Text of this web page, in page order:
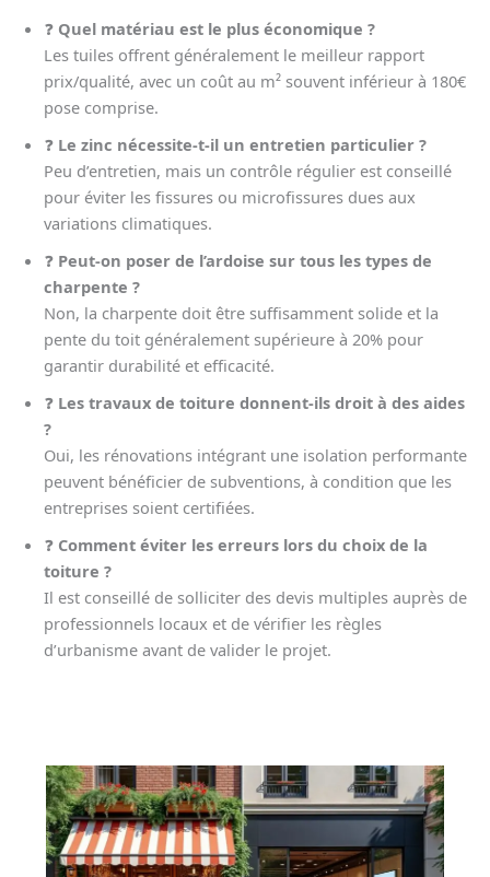
❓ Quel matériau est le plus économique ?
Les tuiles offrent généralement le meilleur rapport
prix/qualité, avec un coût au m² souvent inférieur à 180€
pose comprise.
❓ Le zinc nécessite-t-il un entretien particulier ?
Peu d’entretien, mais un contrôle régulier est conseillé
pour éviter les fissures ou microfissures dues aux
variations climatiques.
❓ Peut-on poser de l’ardoise sur tous les types de
charpente ?
Non, la charpente doit être suffisamment solide et la
pente du toit généralement supérieure à 20% pour
garantir durabilité et efficacité.
❓ Les travaux de toiture donnent-ils droit à des aides
?
Oui, les rénovations intégrant une isolation performante
peuvent bénéficier de subventions, à condition que les
entreprises soient certifiées.
❓ Comment éviter les erreurs lors du choix de la
toiture ?
Il est conseillé de solliciter des devis multiples auprès de
professionnels locaux et de vérifier les règles
d’urbanisme avant de valider le projet.